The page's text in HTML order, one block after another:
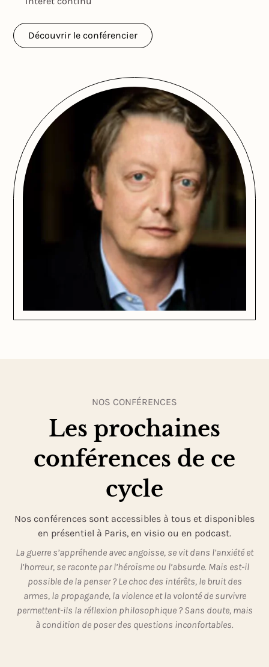
Découvrir le conférencier
NOS CONFÉRENCES
Les prochaines
conférences de ce
cycle
Nos conférences sont accessibles à tous et disponibles
en présentiel à Paris, en visio ou en podcast.
La guerre s’appréhende avec angoisse, se vit dans l’anxiété et
l’horreur, se raconte par l’héroïsme ou l’absurde. Mais est-il
possible de la penser ? Le choc des intérêts, le bruit des
armes, la propagande, la violence et la volonté de survivre
permettent-ils la réflexion philosophique ? Sans doute, mais
à condition de poser des questions inconfortables.